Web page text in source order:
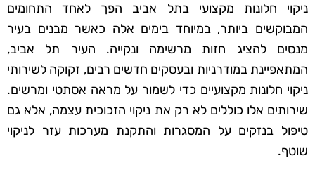
ניקוי חלונות מקצועי בתל אביב הפך לאחד התחומים
המבוקשים ביותר, במיוחד בימים אלה כאשר מבנים בעיר
מנסים להציג חזות מרשימה ונקייה. העיר תל אביב,
המתאפיינת במודרניות ובעסקים חדשים רבים, זקוקה לשירותי
ניקוי חלונות מקצועיים כדי לשמור על מראה אסתטי ומרשים.
שירותים אלו כוללים לא רק את ניקוי הזכוכית עצמה, אלא גם
טיפול בנזקים על המסגרות והתקנת מערכות עזר לניקוי
שוטף.